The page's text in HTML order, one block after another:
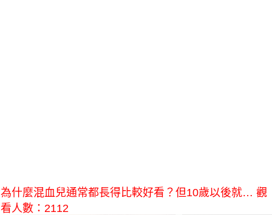
為什麼混血兒通常都長得比較好看？但10歲以後就… 觀
看人數：2112